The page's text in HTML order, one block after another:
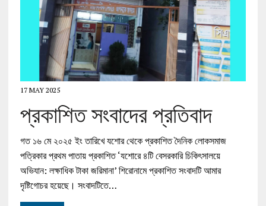
17 MAY 2025
প্রকাশিত সংবাদের প্রতিবাদ
গত ১৬ মে ২০২৫ ইং তারিখে যশোর থেকে প্রকাশিত দৈনিক লোকসমাজ
পত্রিকার প্রথম পাতায় প্রকাশিত ‘যশোরে ৪টি বেসরকারি চিকিৎসালয়ে
অভিযান: লক্ষাধিক টাকা জরিমানা’ শিরোনামে প্রকাশিত সংবাদটি আমার
দৃষ্টিগোচর হয়েছে। সংবাদটিতে…